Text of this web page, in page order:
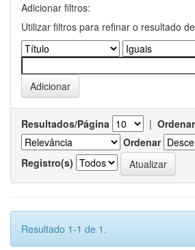
Adicionar filtros:
Utilizar filtros para refinar o resultado
Resultados/Página |
Ordenar
Registro(s)
Resultado 1-1 de 1.